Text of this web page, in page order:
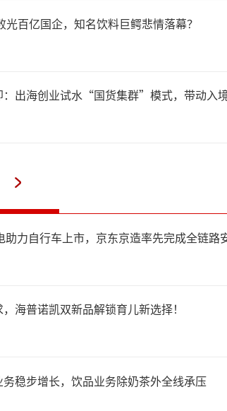
年年货节前移
依托“D+N”全渠
；另外，线下分
水乳饮、饮料，
增长；以及公司洞
自有品牌生活馆
利润下滑，三只松
所致。具体为坚果
；部分线上平台
线下分销加大市
百亿国企，知名饮料巨鳄悲情落幕？
：出海创业试水“国货集群”模式，带动入
力自行车上市，京东京造率先完成全链路
海普诺凯双新品解锁育儿新选择！
稳步增长，饮品业务除奶茶外全线承压